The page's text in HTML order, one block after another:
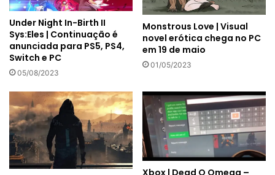
Under Night In-Birth II
Sys:Eles | Continuação é
anunciada para PS5, PS4,
Switch e PC
05/08/2023
Monstrous Love | Visual
novel erótica chega no PC
em 19 de maio
01/05/2023
Xbox | Dead O Omega –